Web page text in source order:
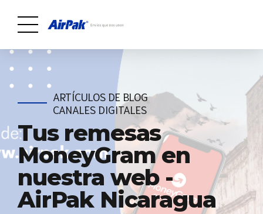
ARTÍCULOS DE BLOG
CANALES DIGITALES
Tus remesas
MoneyGram en
nuestra web -
AirPak Nicaragua